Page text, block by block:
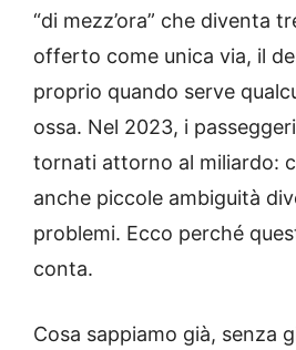
“di mezz’ora” che diventa
offerto come unica via, il
proprio quando serve
ossa. Nel 2023, i
tornati attorno al miliardo:
anche piccole ambiguità
problemi. Ecco perché
conta.
Cosa sappiamo già, senza